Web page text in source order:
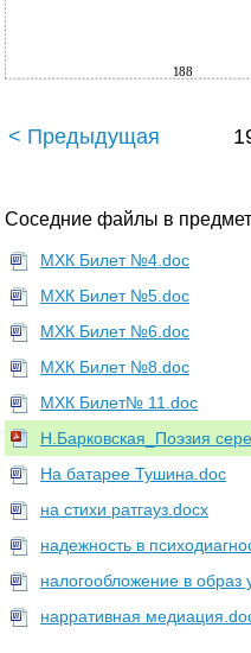
188
< Предыдущая
Соседние файлы в
МХК Билет №4.doc
МХК Билет №5.doc
МХК Билет №6.doc
МХК Билет №8.doc
МХК Билет№ 11.doc
Н.Барковская_Поэзия
На батарее Тушина.doc
на стихи ратгауз.docx
надежность в
налогообложение в образ
нарративная